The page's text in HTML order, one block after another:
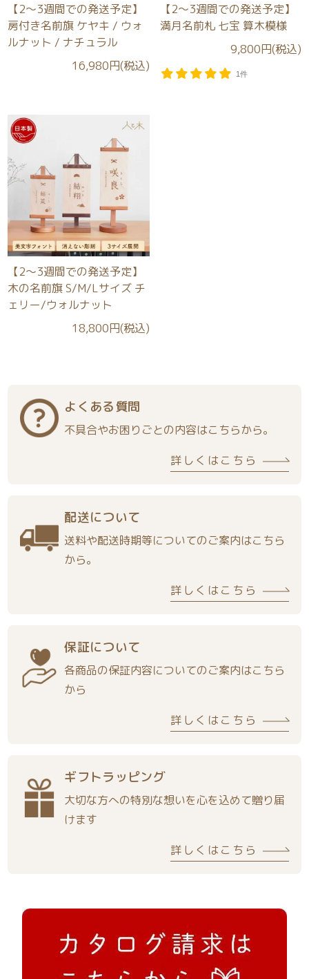
【2～3週間での発送予定】
房付き名前旗 ケヤキ / ウォ
ルナット / ナチュラル
16,980円(税込)
【2～3週間での発送予定】
満月名前札 七宝 算木模様
9,800円(税込)
1件
【2～3週間での発送予定】
木の名前旗 S/M/Lサイズ チ
ェリー/ウォルナット
18,800円(税込)
よくある質問
不具合やお困りごとの内容はこちらから。
詳しくはこちら
配送について
送料や配送時期等についてのご案内はこちら
から。
詳しくはこちら
保証について
各商品の保証内容についてのご案内はこちら
から
詳しくはこちら
ギフトラッピング
大切な方への特別な想いを心を込めて贈り届
けます
詳しくはこちら